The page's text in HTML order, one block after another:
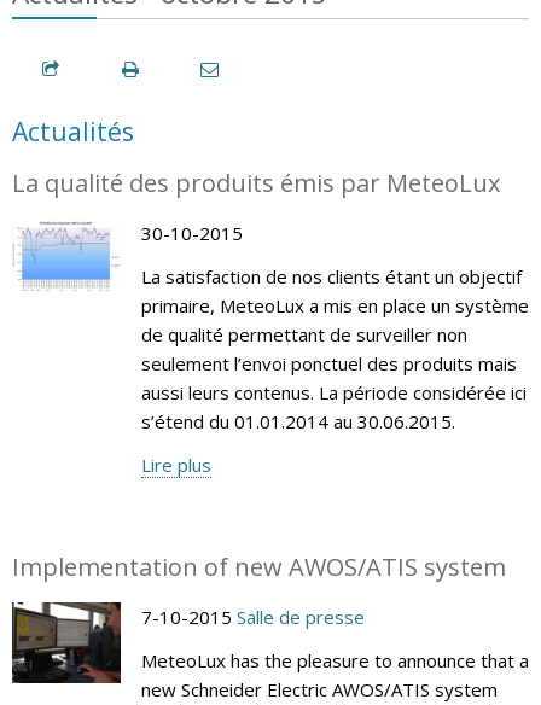
Actualités
La qualité des produits émis par MeteoLux
30-10-2015
La satisfaction de nos clients étant un objectif
primaire, MeteoLux a mis en place un système
de qualité permettant de surveiller non
seulement l’envoi ponctuel des produits mais
aussi leurs contenus. La période considérée ici
s’étend du 01.01.2014 au 30.06.2015.
Lire plus
Implementation of new AWOS/ATIS system
7-10-2015 Salle de presse
MeteoLux has the pleasure to announce that a
new Schneider Electric AWOS/ATIS system